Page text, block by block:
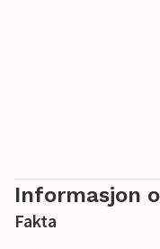
Informasjon
Fakta